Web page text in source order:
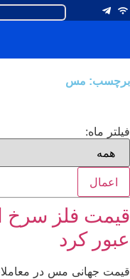
برچسب: مس
فیلتر ماه:
اعمال
عبور کرد